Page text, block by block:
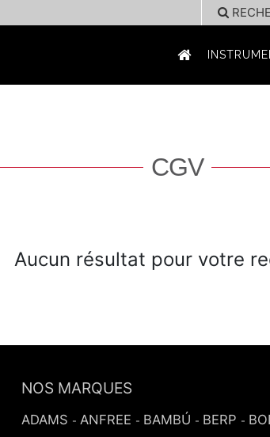
CGV
Aucun résultat pour votre
NOS MARQUES
ADAMS - ANFREE - BAMBÚ - BERP -